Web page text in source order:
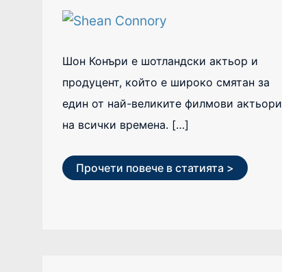
Шон Конъри е шотландски актьор и
продуцент, който е широко смятан за
един от най-великите филмови актьори
на всички времена. […]
Прочети повече в статията >